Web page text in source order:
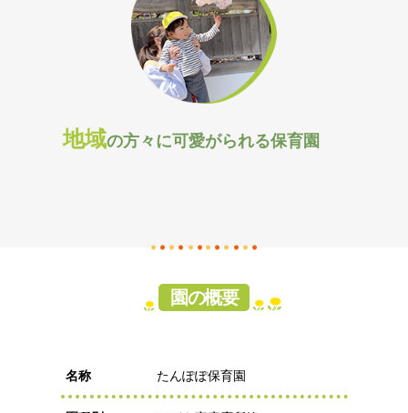
地域の方々に可愛がられる保育園
園の概要
名称 たんぽぽ保育園